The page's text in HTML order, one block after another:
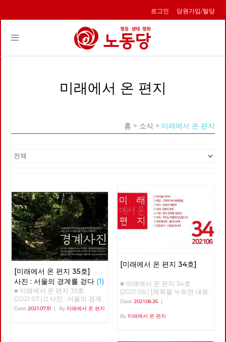
로그인 당원가입/탈당
Toggle
미래에서 온 편지
홈 > 소식 > 미래에서 온 편지
[미래에서 온 편지 35호]
사진 : 서울의 경계를 걷다 (1)
■ 미래에서 온 편지 35호
(2021.07.) □ 사진 : 서울의 경계
를 걷다 글 : 현린 사진 : 강남욱,
Date 2021.07.31 | By 미래에서 온 편지
[미래에서 온 편지 34호]
■ 미래에서 온 편지 34호
(2021.06.) [제목을 누르면 내용
을 볼 수 있습니다.] □ 편지를 띄
전환 □ 역사 : 경성의 재발견 □
차별에 찬성합니다 □ 포토에세
Date 2021.06.26|
By 미래에서 온 편지